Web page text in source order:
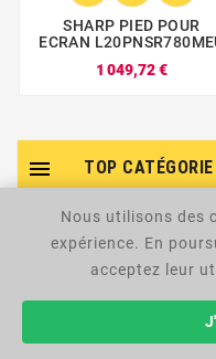
SHARP PIED POUR
ECRAN
1 049,72 €
TOP CATÉGORIE

Réseau
Nous utilisons des
expérience. En
acceptez leur